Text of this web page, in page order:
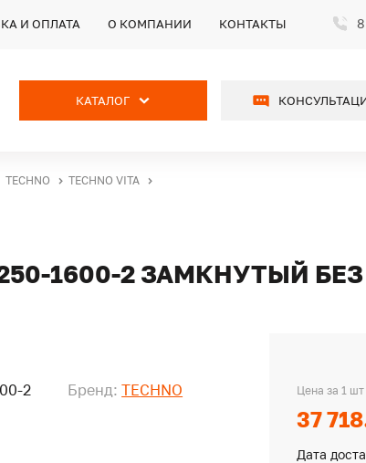
И ОПЛАТА О КОМПАНИИ КОНТАКТЫ
КАТАЛОГ
TECHNO
TECHNO VITA
1600-2 ЗАМКНУТЫЙ
2 Бренд: TECHNO Цена за 1 шт
37
Дата